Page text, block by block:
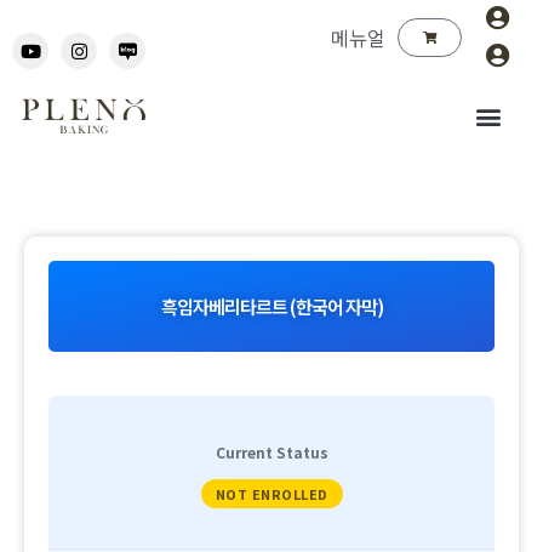
메뉴얼
흑임자베리타르트 (한국어 자막)
Current Status
NOT ENROLLED